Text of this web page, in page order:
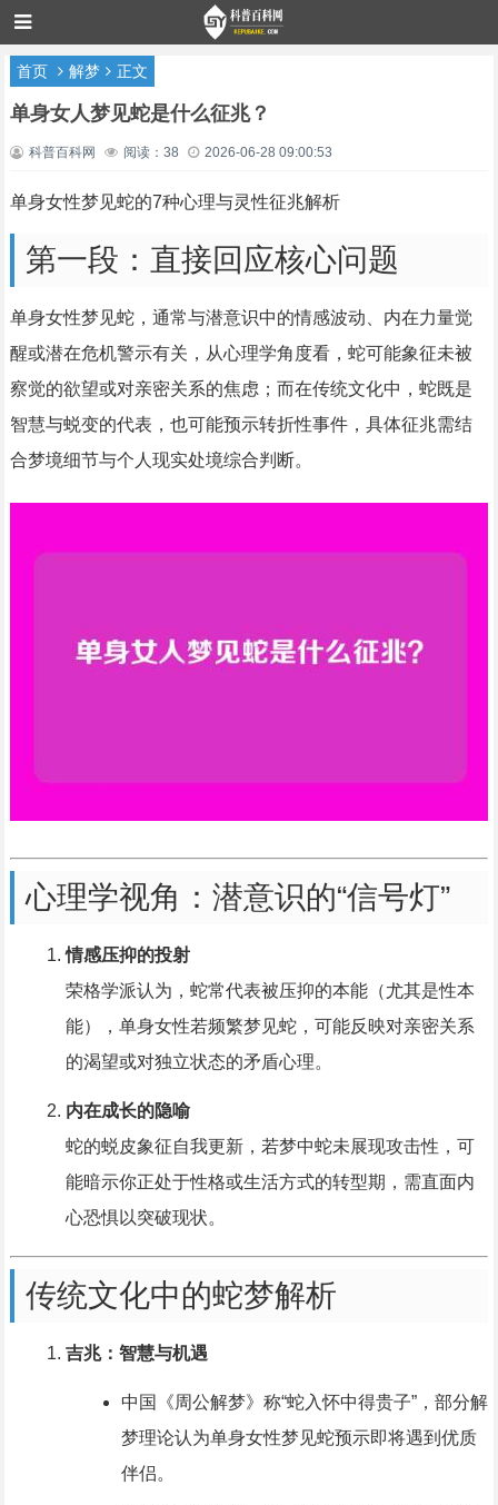
首页 解梦 正文
单身女人梦见蛇是什么征兆？
科普百科网 阅读：38 2026-06-28 09:00:53
单身女性梦见蛇的7种心理与灵性征兆解析
第一段：直接回应核心问题
单身女性梦见蛇，通常与潜意识中的情感波动、内在力量觉
醒或潜在危机警示有关，从心理学角度看，蛇可能象征未被
察觉的欲望或对亲密关系的焦虑；而在传统文化中，蛇既是
智慧与蜕变的代表，也可能预示转折性事件，具体征兆需结
合梦境细节与个人现实处境综合判断。
心理学视角：潜意识的“信号灯”
情感压抑的投射
荣格学派认为，蛇常代表被压抑的本能（尤其是性本
能），单身女性若频繁梦见蛇，可能反映对亲密关系
的渴望或对独立状态的矛盾心理。
内在成长的隐喻
蛇的蜕皮象征自我更新，若梦中蛇未展现攻击性，可
能暗示你正处于性格或生活方式的转型期，需直面内
心恐惧以突破现状。
传统文化中的蛇梦解析
吉兆：智慧与机遇
中国《周公解梦》称“蛇入怀中得贵子”，部分解
梦理论认为单身女性梦见蛇预示即将遇到优质
伴侣。